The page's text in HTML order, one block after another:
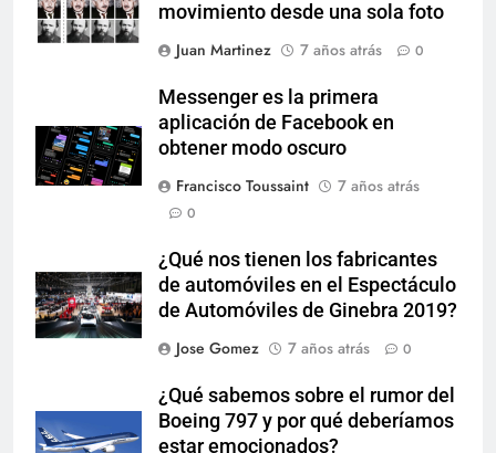
movimiento desde una sola foto
Juan Martinez
7 años atrás 0
Messenger es la primera
aplicación de Facebook en
obtener modo oscuro
Francisco Toussaint
7 años atrás
0
¿Qué nos tienen los fabricantes
de automóviles en el Espectáculo
de Automóviles de Ginebra 2019?
Jose Gomez
7 años atrás 0
¿Qué sabemos sobre el rumor del
Boeing 797 y por qué deberíamos
estar emocionados?